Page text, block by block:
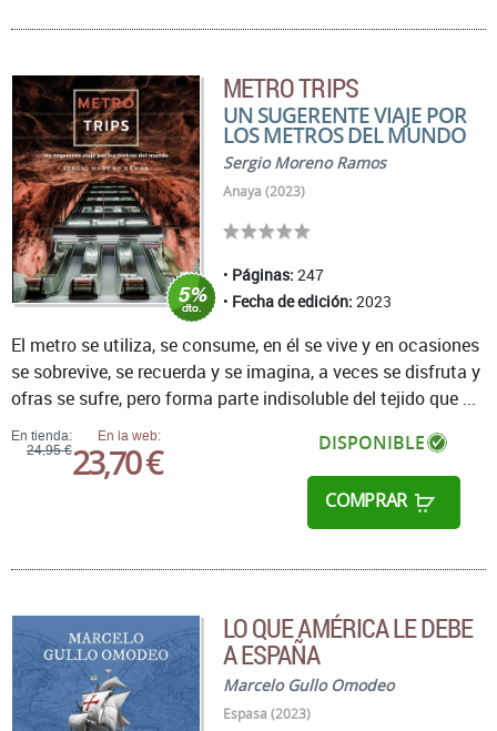
METRO TRIPS
UN SUGERENTE VIAJE POR
LOS METROS DEL MUNDO
Sergio Moreno Ramos
Anaya (2023)
Páginas: 247
Fecha de edición: 2023
En tienda:
24,95 €
En la web:
23,70 € DISPONIBLE
COMPRAR
El metro se utiliza, se consume, en él se vive y en ocasiones
se sobrevive, se recuerda y se imagina, a veces se disfruta y
ofras se sufre, pero forma parte indisoluble del tejido que ...
LO QUE AMÉRICA LE DEBE
A ESPAÑA
Marcelo Gullo Omodeo
Espasa (2023)